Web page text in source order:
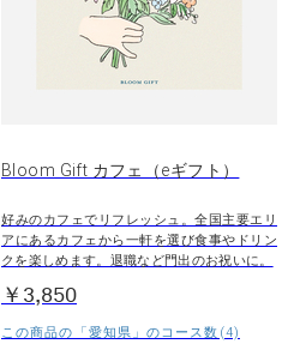
Bloom Gift カフェ（eギフト）
好みのカフェでリフレッシュ。全国主要エリ
アにあるカフェから一軒を選び食事やドリン
クを楽しめます。退職など門出のお祝いに。
￥3,850
この商品の「愛知県」のコース数(4)